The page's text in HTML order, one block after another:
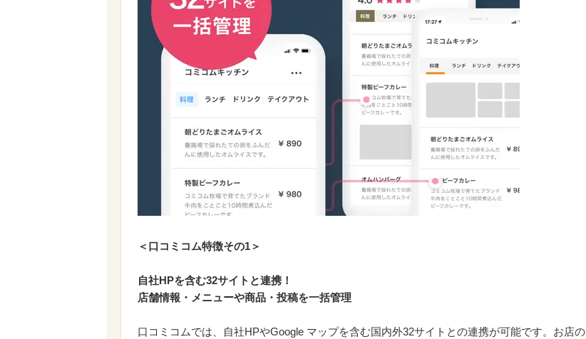
＜口コミコム特徴その1＞
自社HPを含む32サイトと連携！
店舗情報・メニューや商品・投稿を一括管理
口コミコムでは、自社HPやGoogle マップを含む国内外32サイトとの連携が可能です。お店の